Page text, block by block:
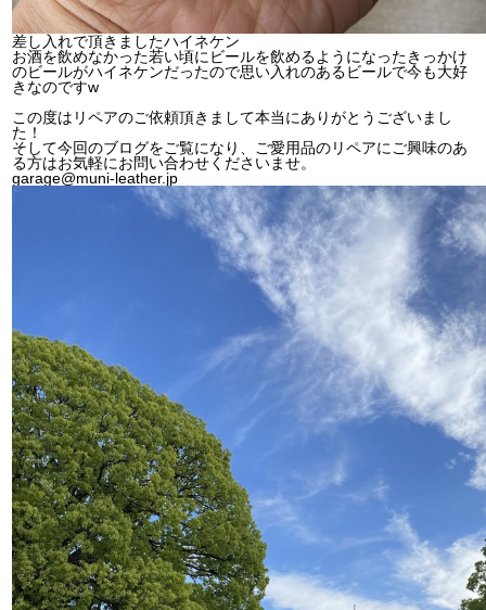
差し入れで頂きましたハイネケン
お酒を飲めなかった若い頃にビールを飲めるようになったきっかけ
のビールがハイネケンだったので思い入れのあるビールで今も大好
きなのですw
この度はリペアのご依頼頂きまして本当にありがとうございまし
た！
そして今回のブログをご覧になり、ご愛用品のリペアにご興味のあ
る方はお気軽にお問い合わせくださいませ。
garage@muni-leather.jp